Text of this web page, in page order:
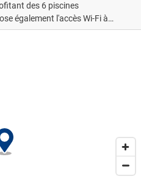
des 6 piscines
également l'accès Wi-Fi à
et des barbecues.